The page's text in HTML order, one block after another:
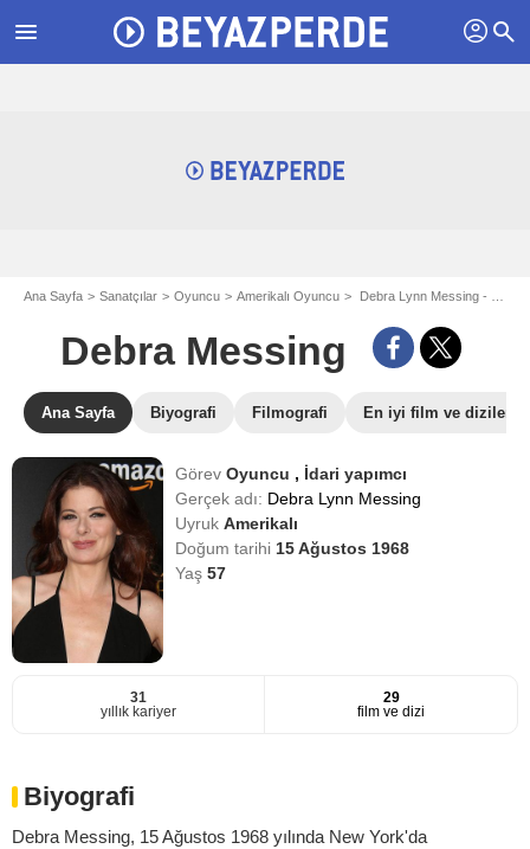
menu profil search
Ana Sayfa Sanatçılar Oyuncu Amerikalı Oyuncu Debra Lynn Messing - aka Debra Messing
Debra Messing
Ana Sayfa Biyografi Filmografi En iyi film ve dizileri
GörevOyuncu , İdari yapımcı
Gerçek adı: Debra Lynn Messing
UyrukAmerikalı
Doğum tarihi 15 Ağustos 1968
Yaş57
31
yıllık kariyer
29
film ve dizi
Biyografi
Debra Messing, 15 Ağustos 1968 yılında New York'da